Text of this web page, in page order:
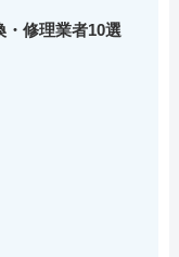
修理業者10選